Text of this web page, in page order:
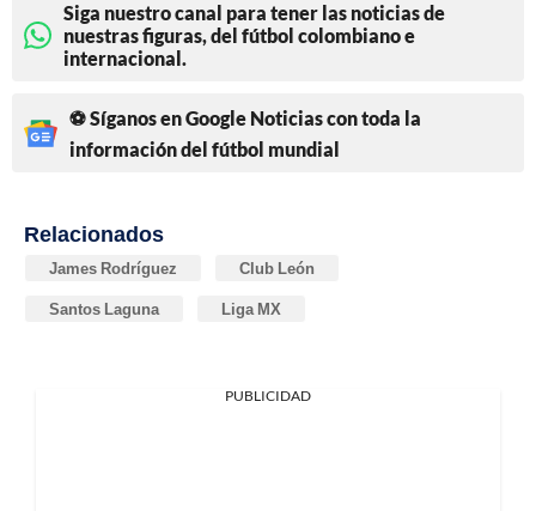
Siga nuestro canal para tener las noticias de
nuestras figuras, del fútbol colombiano e
internacional.
⚽ Síganos en Google Noticias con toda la
información del fútbol mundial
Relacionados
James Rodríguez Club León
Santos Laguna Liga MX
PUBLICIDAD